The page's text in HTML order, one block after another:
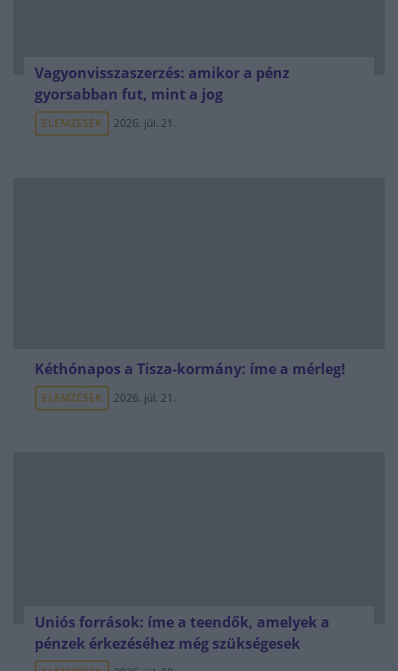
Vagyonvisszaszerzés: amikor a pénz
gyorsabban fut, mint a jog
ELEMZÉSEK 2026. júl. 21.
Kéthónapos a Tisza-kormány: íme a mérleg!
ELEMZÉSEK 2026. júl. 21.
Uniós források: íme a teendők, amelyek a
pénzek érkezéséhez még szükségesek